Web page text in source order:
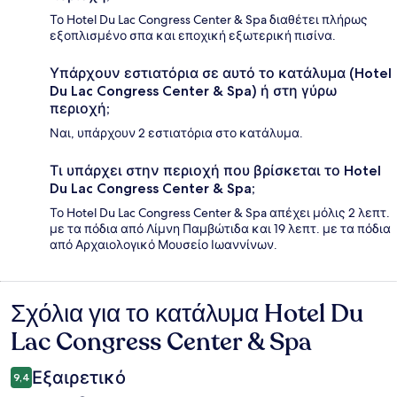
Το Hotel Du Lac Congress Center & Spa διαθέτει πλήρως
εξοπλισμένο σπα και εποχική εξωτερική πισίνα.
Υπάρχουν εστιατόρια σε αυτό το κατάλυμα (Hotel
Du Lac Congress Center & Spa) ή στη γύρω
περιοχή;
Ναι, υπάρχουν 2 εστιατόρια στο κατάλυμα.
Τι υπάρχει στην περιοχή που βρίσκεται το Hotel
Du Lac Congress Center & Spa;
Το Hotel Du Lac Congress Center & Spa απέχει μόλις 2 λεπτ.
με τα πόδια από Λίμνη Παμβώτιδα και 19 λεπτ. με τα πόδια
από Αρχαιολογικό Μουσείο Ιωαννίνων.
Σχόλια
Σχόλια για το κατάλυμα Hotel Du
Lac Congress Center & Spa
9,4 Εξαιρετικό